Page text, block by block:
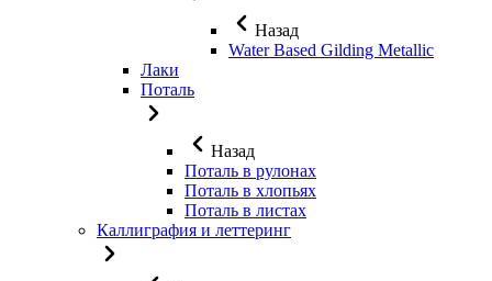
Назад
Water Based Gilding Metallic
Лаки
Поталь
Назад
Поталь в рулонах
Поталь в хлопьях
Поталь в листах
Каллиграфия и леттеринг